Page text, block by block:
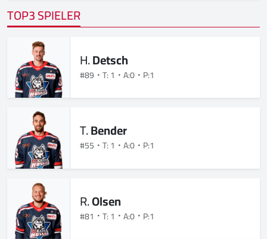
TOP3 SPIELER
H.Detsch
#89 T: 1 A:0 P:1
T.Bender
#55 T: 1 A:0 P:1
R.Olsen
#81 T: 1 A:0 P:1